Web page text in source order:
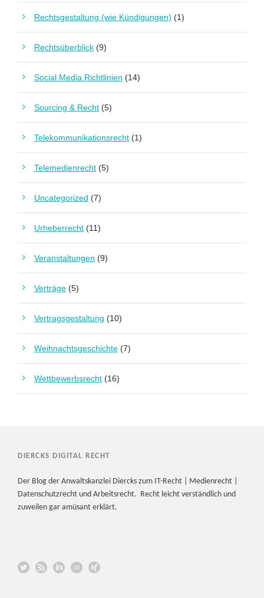
Rechtsgestaltung (wie Kündigungen) (1)
Rechtsüberblick (9)
Social Media Richtlinien (14)
Sourcing & Recht (5)
Telekommunikationsrecht (1)
Telemedienrecht (5)
Uncategorized (7)
Urheberrecht (11)
Veranstaltungen (9)
Verträge (5)
Vertragsgestaltung (10)
Weihnachtsgeschichte (7)
Wettbewerbsrecht (16)
DIERCKS DIGITAL RECHT
Der Blog der Anwaltskanzlei Diercks zum IT-Recht | Medienrecht |
Datenschutzrecht und Arbeitsrecht. Recht leicht verständlich und
zuweilen gar amüsant erklärt.